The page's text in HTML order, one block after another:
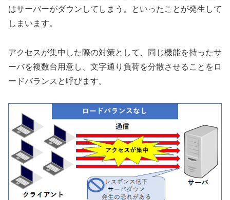
はサーバーがダウンしてしまう。といったことが発生して
しまいます。
アクセスが集中した際の対策として、同じ機能を持ったサ
ーバを複数台用意し、文字通り負荷を分散させることをロ
ードバランスと呼びます。